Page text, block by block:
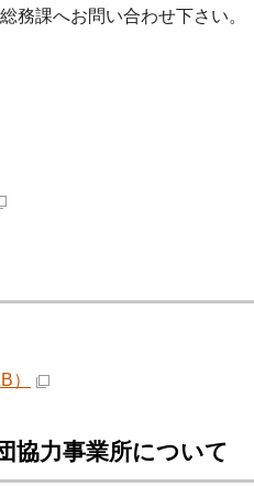
務課へお問い合わせ下さい。
）
協力事業所について